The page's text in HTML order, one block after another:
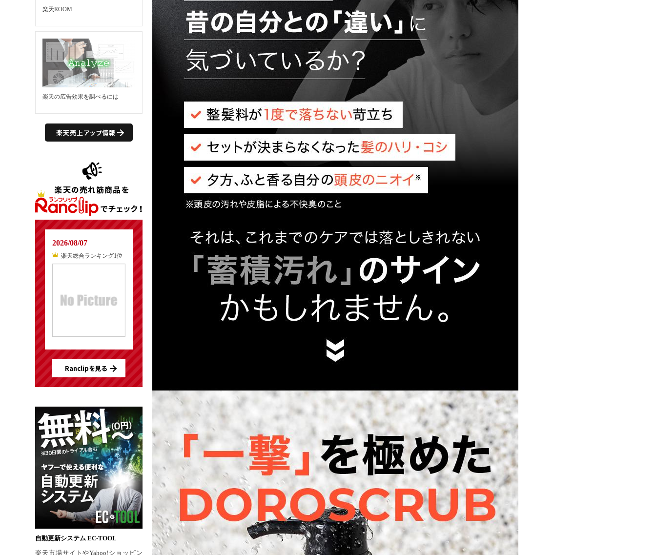
楽天ROOM
楽天の広告効果を調べるには
楽天売上アップ情報
2026/08/07
楽天総合ランキング1位
Ranclipを見る
自動更新システム EC-TOOL
楽天市場サイトやYahoo!ショッピン